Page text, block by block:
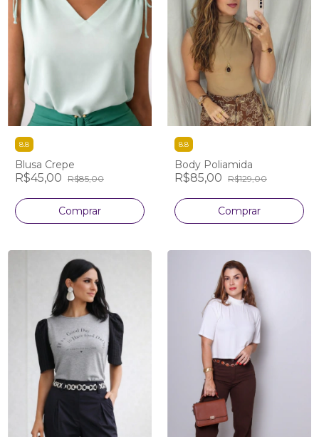
8.8
Blusa Crepe
R$45,00 R$85,00
Comprar
8.8
Body Poliamida
R$85,00 R$129,00
Comprar